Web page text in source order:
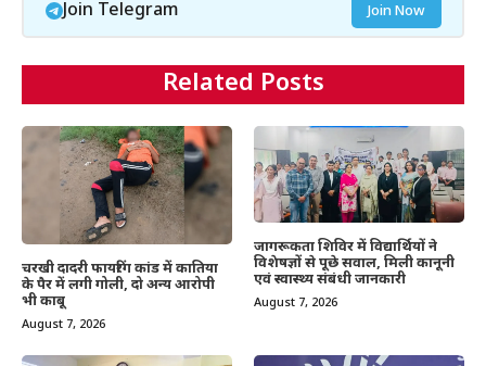
Join Telegram Join Now
Related Posts
चरखी दादरी फायरिंग कांड में कातिया
के पैर में लगी गोली, दो अन्य आरोपी
भी काबू
August 7, 2026
जागरूकता शिविर में विद्यार्थियों ने
विशेषज्ञों से पूछे सवाल, मिली कानूनी
एवं स्वास्थ्य संबंधी जानकारी
August 7, 2026